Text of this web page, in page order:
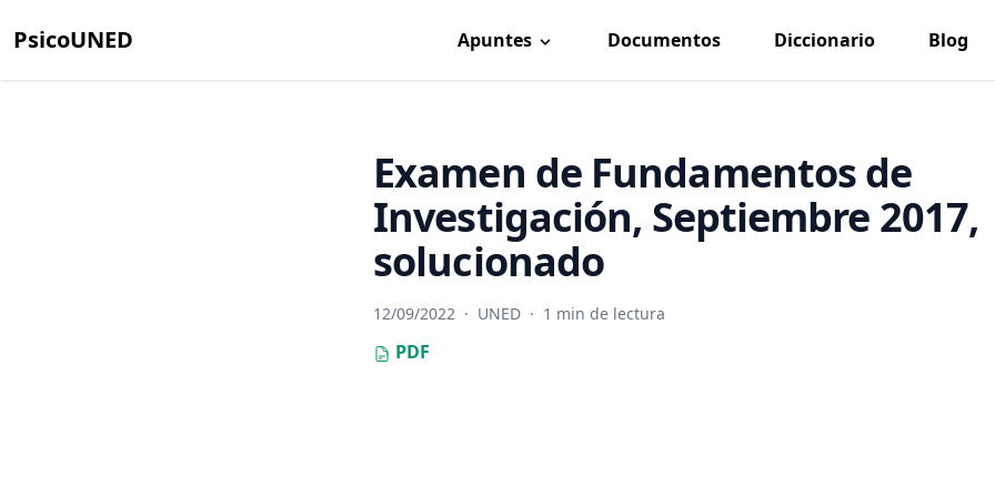
PsicoUNED Apuntes Documentos Diccionario Blog
Examen de Fundamentos de
Investigación, Septiembre 2017,
solucionado
12/09/2022 · UNED · 1 min de lectura
PDF